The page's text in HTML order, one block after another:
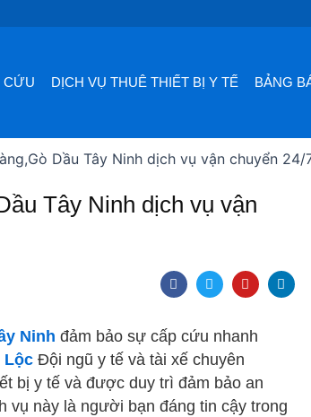
CỨU DỊCH VỤ THUÊ THIẾT BỊ Y TẾ BẢNG
Dầu Tây Ninh dịch vụ vận chuyển 24/
Tây Ninh dịch vụ vận
F
a
c
b
o
o
k
T
w
i
e
r
Y
o
u
u
b
L
i
n
Ninh đảm bảo sự cấp cứu nhanh
Lộc Đội ngũ y tế và tài xế chuyên
bị y tế và được duy trì đảm bảo an
vụ này là người bạn đáng tin cậy trong